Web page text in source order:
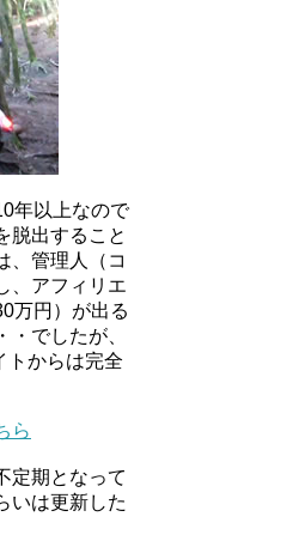
年以上なので
脱出すること
、管理人（コ
、アフィリエ
万円）が出る
・でしたが、
トからは完全
ら
定期となって
いは更新した